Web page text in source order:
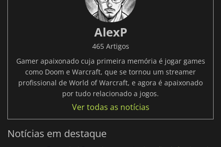
AlexP
465 Artigos
Gamer apaixonado cuja primeira memória é jogar games
como Doom e Warcraft, que se tornou um streamer
profissional de World of Warcraft, e agora é apaixonado
por tudo relacionado a jogos.
Ver todas as notícias
Notícias em destaque